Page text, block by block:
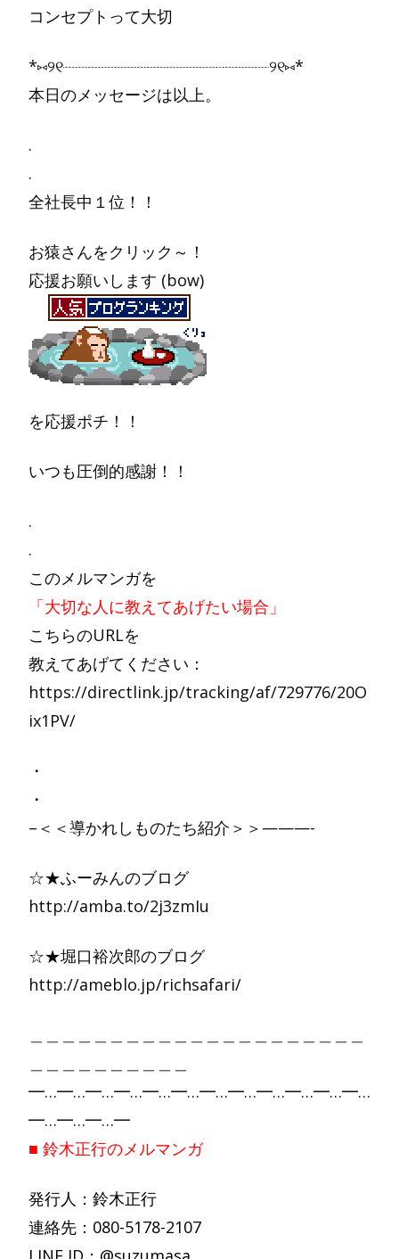
コンセプトって大切
*⑅︎୨୧┈︎┈︎┈︎┈︎┈︎┈︎┈┈︎┈︎┈︎┈︎┈┈︎┈︎┈┈︎┈︎┈┈︎┈︎┈︎୨୧⑅︎*
本日のメッセージは以上。
.
.
全社長中１位！！
お猿さんをクリック～！
応援お願いします (bow)
を応援ポチ！！
いつも圧倒的感謝！！
.
.
このメルマンガを
「大切な人に教えてあげたい場合」
こちらのURLを
教えてあげてください：
https://directlink.jp/tracking/af/729776/20O
ix1PV/
・
・
–＜＜導かれしものたち紹介＞＞———-
☆★ふーみんのブログ
http://amba.to/2j3zmIu
☆★堀口裕次郎のブログ
http://ameblo.jp/richsafari/
━…━…━…━…━…━…━…━…━…━…━…━…
━…━…━…━
■ 鈴木正行のメルマンガ
発行人：鈴木正行
連絡先：080-5178-2107